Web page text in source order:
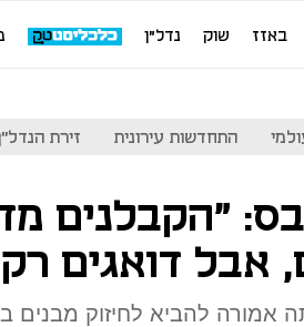
באזז שוק נדל"ן
התחדשות עירונית זירת
"הקבלנים
אבל דואגים
38 היתה אמורה להביא לחיזוק